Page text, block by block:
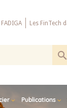
Les FinTech
Publications